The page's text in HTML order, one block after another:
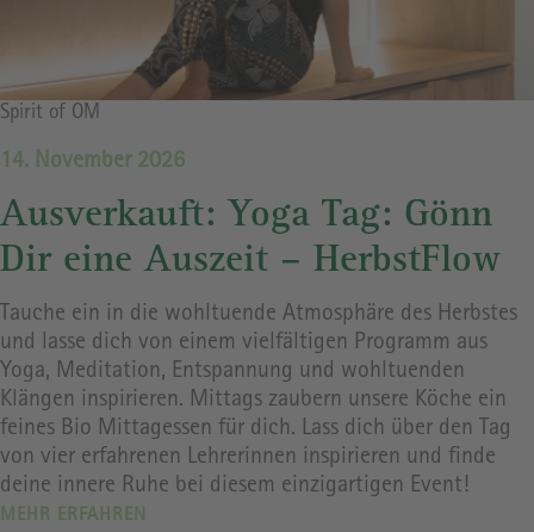
Bildrechte
Spirit of OM
14. November 2026
Ausverkauft: Yoga Tag: Gönn
Dir eine Auszeit – HerbstFlow
Tauche ein in die wohltuende Atmosphäre des Herbstes
und lasse dich von einem vielfältigen Programm aus
Yoga, Meditation, Entspannung und wohltuenden
Klängen inspirieren. Mittags zaubern unsere Köche ein
feines Bio Mittagessen für dich. Lass dich über den Tag
von vier erfahrenen Lehrerinnen inspirieren und finde
deine innere Ruhe bei diesem einzigartigen Event!
MEHR ERFAHREN